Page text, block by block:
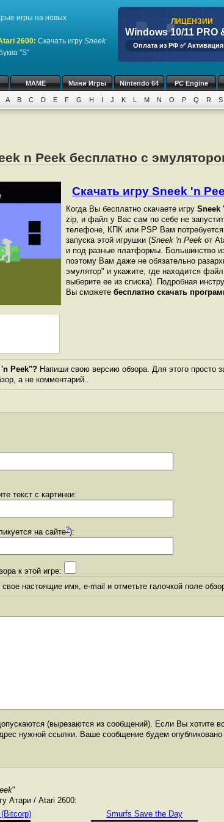
игры на новых
2600: Скачать игру Sneek
"S"
ЛИЦЕНЗИИ
Windows 10/11 PRO
Оплата из РФ ✅ Активация
MAME Мини Игры Nintendo 64 PC Engine
A B C D E F G H I J K L M N O P Q R S
n Peek бесплатно с
Скачать игру Sneek 'n
Когда Вы бесплатно скачаете игру Sneek
zip, и файл у Вас сам по себе не
телефоне, КПК или PSP Вам
запуска этой игрушки (Sneek 'n Peek от
и под разные платформы. Большинство
поэтому Вам даже не обязательно
эмулятор" и укажите, где находится
выберите ее из списка). Подробная
Вы сможете бесплатно скачать
Peek"? Напиши свою версию обзора. Для этого просто
а не комментарий..
текст с картинки:
на сайте?):
к этой игре:
настоящие имя, e-mail и отметьте галочкой поле
(вырезаются из сообщений). Если Вы хотите
нужной ссылки. Ваше сообщение будем
"
Атари / Atari 2600:
Smurfs Save the Day